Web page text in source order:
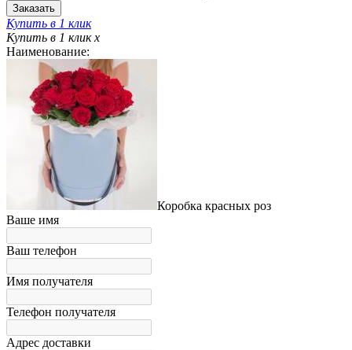
Купить в 1 клик
Купить в 1 клик x
Наименование:
Коробка красных роз
Ваше имя
Ваш телефон
Имя получателя
Телефон получателя
Адрес доставки